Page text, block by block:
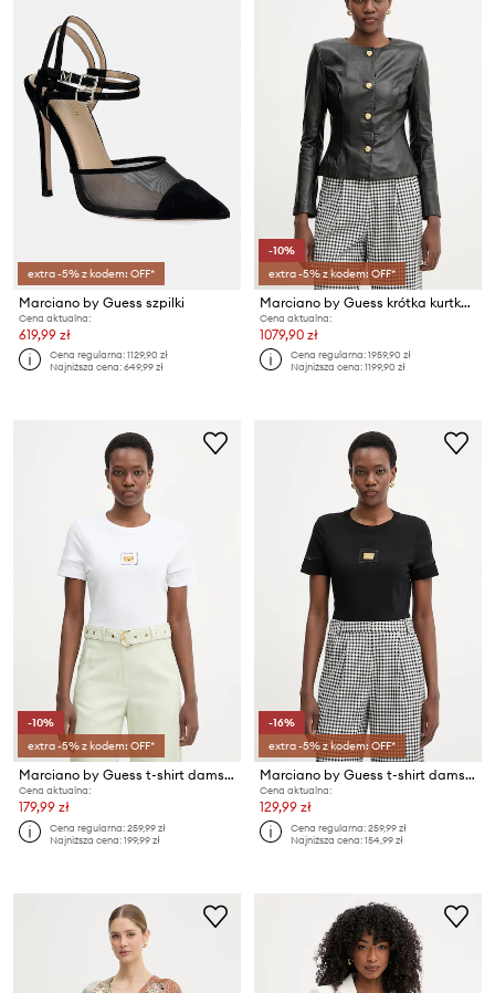
extra -5% z kodem: OFF*
Marciano by Guess szpilki
Cena aktualna:
619,99 zł
Cena regularna:1129,90 zł
Najniższa cena:649,99 zł
-10%
extra -5% z kodem: OFF*
Marciano by Guess krótka kurtka damska skórzana CARA
Cena aktualna:
1079,90 zł
Cena regularna:1959,90 zł
Najniższa cena:1199,90 zł
-10%
extra -5% z kodem: OFF*
Marciano by Guess t-shirt damski bawełniany MINA
Cena aktualna:
179,99 zł
Cena regularna:259,99 zł
Najniższa cena:199,99 zł
-16%
extra -5% z kodem: OFF*
Marciano by Guess t-shirt damski bawełniany MINA
Cena aktualna:
129,99 zł
Cena regularna:259,99 zł
Najniższa cena:154,99 zł